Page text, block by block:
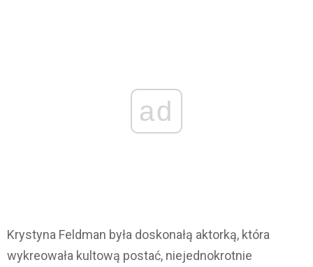
ad
Krystyna Feldman była doskonałą aktorką, która
wykreowała kultową postać, niejednokrotnie